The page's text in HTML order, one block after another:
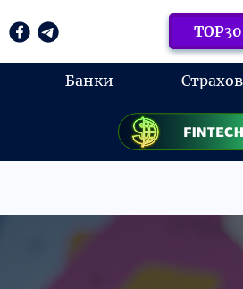
Банки